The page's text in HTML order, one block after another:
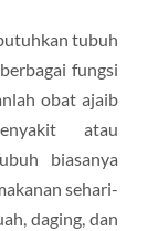
tubuh
fungsi
obat ajaib
atau
biasanya
sehari-
daging, dan